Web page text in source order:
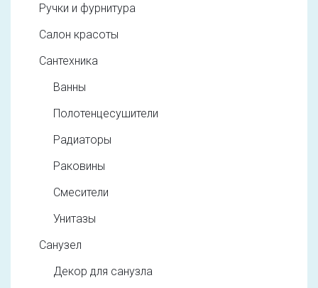
Ручки и фурнитура
Салон красоты
Сантехника
Ванны
Полотенцесушители
Радиаторы
Раковины
Смесители
Унитазы
Санузел
Декор для санузла